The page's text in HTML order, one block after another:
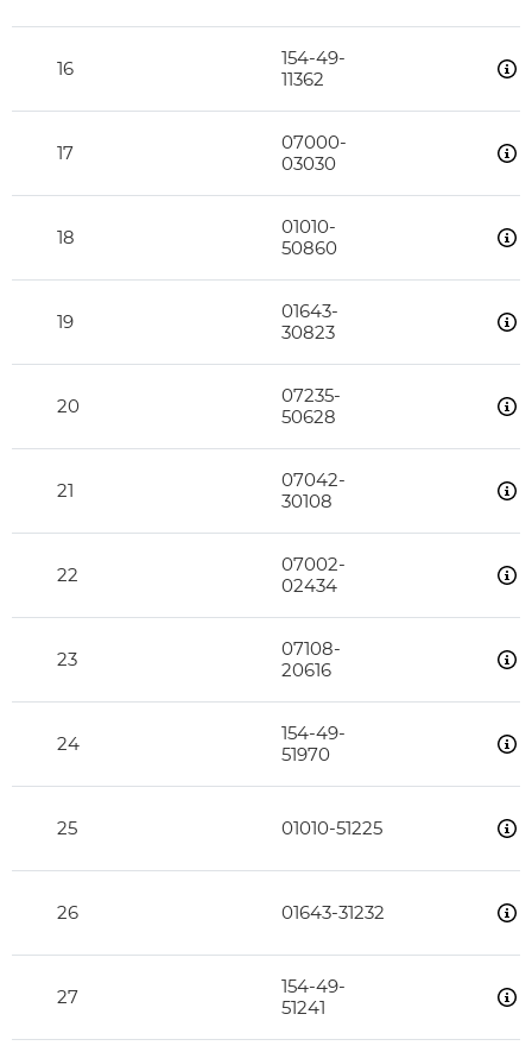
16
154-49-
11362
17
07000-
03030
18
01010-
50860
19
01643-
30823
20
07235-
50628
21
07042-
30108
22
07002-
02434
23
07108-
20616
24
154-49-
51970
25 01010-51225
26 01643-31232
27
154-49-
51241